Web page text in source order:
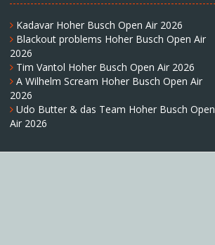
Kadavar Hoher Busch Open Air 2026
Blackout problems Hoher Busch Open Air
2026
Tim Vantol Hoher Busch Open Air 2026
A Wilhelm Scream Hoher Busch Open Air
2026
Udo Butter & das Team Hoher Busch Open
Air 2026